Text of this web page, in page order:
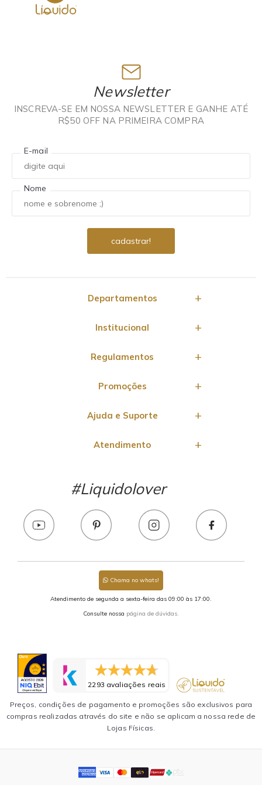
Newsletter
INSCREVA-SE EM NOSSA NEWSLETTER E GANHE ATÉ
R$50 OFF NA PRIMEIRA COMPRA
E-mail
Nome
Departamentos
Institucional
Regulamentos
Promoções
Ajuda e Suporte
Atendimento
#Liquidolover
Chama no whats!
Atendimento de segunda a sexta-feira das 09:00 às 17:00.
Consulte nossa página de dúvidas.
2293 avaliações reais
Preços, condições de pagamento e promoções são exclusivos para
compras realizadas através do site e não se aplicam a nossa rede de
Lojas Físicas.